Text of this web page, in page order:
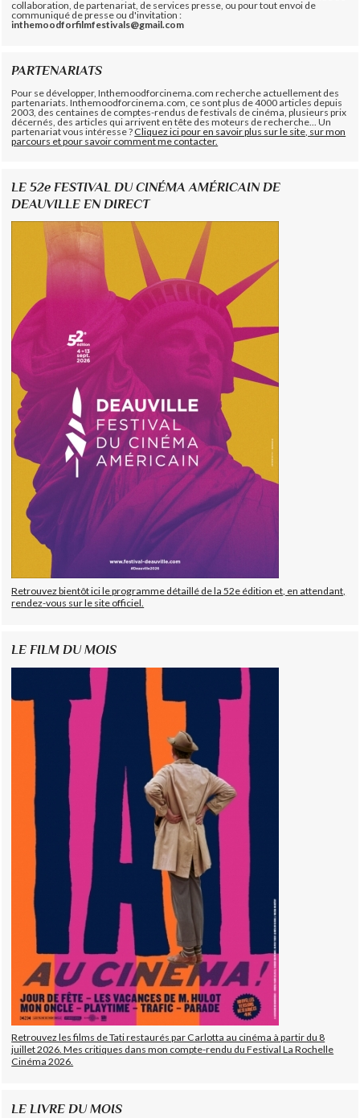
collaboration, de partenariat, de services presse, ou pour tout envoi de
communiqué de presse ou d'invitation :
inthemoodforfilmfestivals@gmail.com
PARTENARIATS
Pour se développer, Inthemoodforcinema.com recherche actuellement des
partenariats. Inthemoodforcinema.com, ce sont plus de 4000 articles depuis
2003, des centaines de comptes-rendus de festivals de cinéma, plusieurs prix
décernés, des articles qui arrivent en tête des moteurs de recherche... Un
partenariat vous intéresse ?Cliquez ici pour en savoir plus sur le site, sur mon
parcours et pour savoir comment me contacter.
LE 52e FESTIVAL DU CINÉMA AMÉRICAIN DE
DEAUVILLE EN DIRECT
Retrouvez bientôt ici le programme détaillé de la 52e édition et, en attendant,
rendez-vous sur le site officiel.
LE FILM DU MOIS
Retrouvez les films de Tati restaurés par Carlotta au cinéma à partir du 8
juillet 2026. Mes critiques dans mon compte-rendu du Festival La Rochelle
Cinéma 2026.
LE LIVRE DU MOIS